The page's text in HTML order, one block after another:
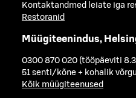
Kontaktandmed leiate iga
Restoranid
Müügiteenindus,
0300 870 020 (tööpäeviti
51 senti/kõne + kohalik
Kõik müügiteenused